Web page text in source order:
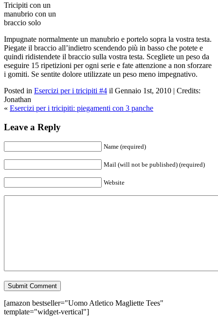
Tricipiti con un
manubrio con un
braccio solo
Impugnate normalmente un manubrio e portelo sopra la vostra testa.
Piegate il braccio all’indietro scendendo più in basso che potete e
quindi ridistendete il braccio sulla vostra testa. Scegliete un peso da
eseguire 15 ripetizioni per ogni serie e fate attenzione a non sforzare
i gomiti. Se sentite dolore utilizzate un peso meno impegnativo.
Posted in Esercizi per i tricipiti #4 il Gennaio 1st, 2010 | Credits:
Jonathan
« Esercizi per i tricipiti: piegamenti con 3 panche
Leave a Reply
Name (required)
Mail (will not be published) (required)
Website
[amazon bestseller="Uomo Atletico Magliette Tees"
template="widget-vertical"]